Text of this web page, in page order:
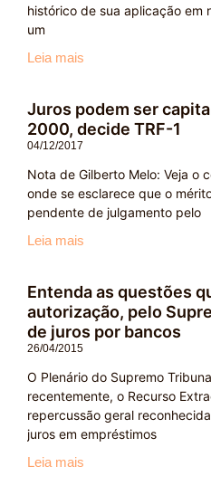
histórico de sua aplicação em
um
Leia mais
Juros podem ser
2000, decide TRF-1
04/12/2017
Nota de Gilberto Melo: Veja o
onde se esclarece que o
pendente de julgamento pelo
Leia mais
Entenda as questões
autorização, pelo
de juros por bancos
26/04/2015
O Plenário do Supremo
recentemente, o Recurso
repercussão geral
juros em empréstimos
Leia mais